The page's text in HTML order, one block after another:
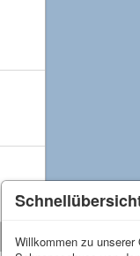
Willkommen zu